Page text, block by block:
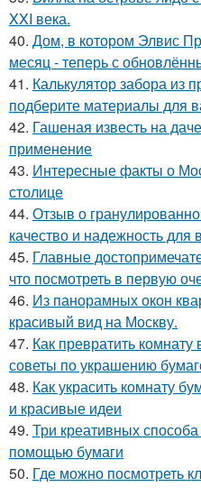
XXI века.
40. Дом, в котором Элвис
месяц - теперь с
41. Калькулятор забора из
подберите материалы для
42. Гашеная известь на
применение
43. Интересные факты о
столице
44. Отзыв о
качество и надежность для
45. Главные
что посмотреть в первую
46. Из панорамных окон
красивый вид на Москву.
47. Как превратить комнату
советы по украшению
48. Как украсить комнату
и красивые идеи
49. Три креативных
помощью бумаги
50. Где можно посмотреть